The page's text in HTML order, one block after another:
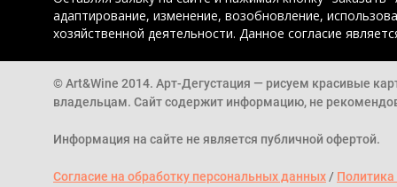
адаптирование, изменение, возобновление,
хозяйственной деятельности. Данное согласие
© Art&Wine 2014. Арт-Дегустация — рисуем красивые
владельцам. Сайт содержит информацию, не
Информация на сайте не является публичной офертой.
Согласие на обработку персональных данных /